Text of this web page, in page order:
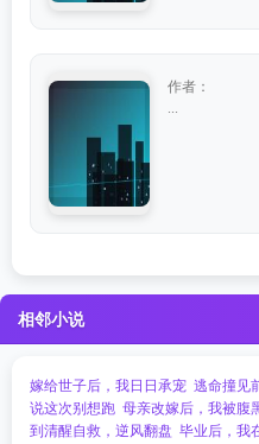
作者：
相邻小说
嫁给世子后，我日日承宠 逃命撞见
说这次别想跑 母亲改嫁后，我被腹
到清醒自救，逆风翻盘 毕业后，我